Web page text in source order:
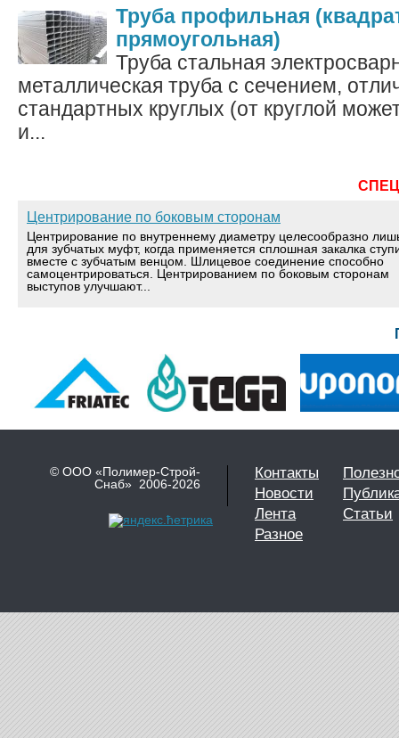
Труба профильная
прямоугольная)
Труба стальная
металлическая труба с сечением,
стандартных круглых (от круглой
и...
Центрирование по боковым сторонам
Центрирование по внутреннему диаметру целесообразно
для зубчатых муфт, когда применяется сплошная закалка
вместе с зубчатым венцом. Шлицевое соединение способно
самоцентрироваться. Центрированием по боковым сторонам
выступов улучшают...
© ООО «Полимер-Строй-
Снаб» 2006-2026
Контакты
Новости
Лента
Статьи
Разное